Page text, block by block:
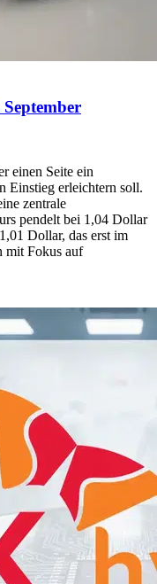
einen Seite ein
Einstieg erleichtern soll.
zentrale
pendelt bei 1,04 Dollar
Dollar, das erst im
mit Fokus auf